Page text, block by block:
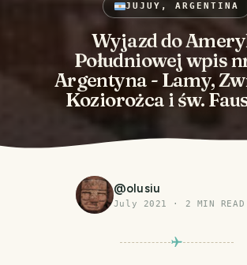
JUJUY, ARGENTINA
Wyjazd do
Południowej wpis
Argentyna - Lamy,
Koziorożca i św.
@olusiu
July 2021 · 2 MIN READ